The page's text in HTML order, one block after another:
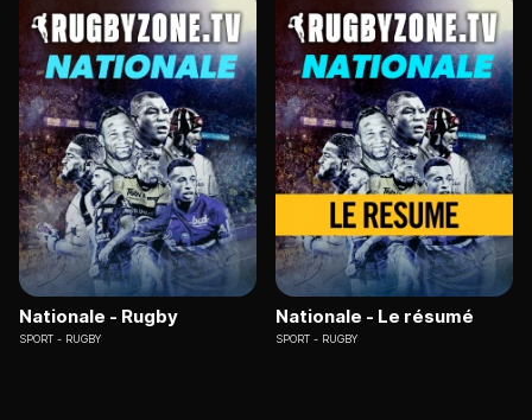
Nationale - Rugby
SPORT RUGBY
Nationale - Le résumé
SPORT RUGBY